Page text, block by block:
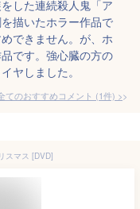
した連続殺人鬼「ア
描いたホラー作品で
できません。が、ホ
です。強心臓の方の
ヤしました。
てのおすすめコメント (1件) >
スマス [DVD]